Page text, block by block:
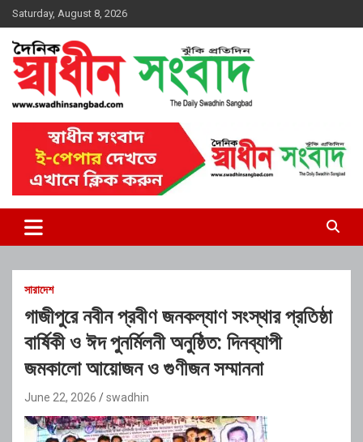
Skip
to
content
Saturday, August 8, 2026
দৈনিক স্বাধীন সংবাদ
সারাদেশ
গাজীপুরে নবীন প্রবীণ জনকল্যাণ সংস্থার প্রতিষ্ঠা
বার্ষিকী ও ঈদ পুনর্মিলনী অনুষ্ঠিত: দিনব্যাপী
জমকালো আয়োজন ও গুণীজন সম্মাননা
June 22, 2026 swadhin